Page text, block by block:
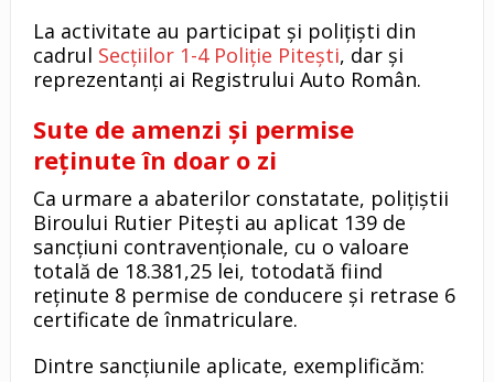
La activitate au participat și polițiști din
cadrul Secțiilor 1-4 Poliție Pitești, dar și
reprezentanți ai Registrului Auto Român.
Sute de amenzi și permise
reținute în doar o zi
Ca urmare a abaterilor constatate, polițiștii
Biroului Rutier Pitești au aplicat 139 de
sancțiuni contravenționale, cu o valoare
totală de 18.381,25 lei, totodată fiind
reținute 8 permise de conducere și retrase 6
certificate de înmatriculare.
Dintre sancțiunile aplicate, exemplificăm: